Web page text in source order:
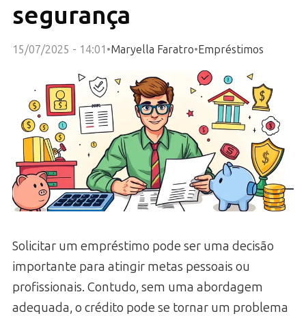
segurança
15/07/2025 - 14:01 •Maryella Faratro•Empréstimos
Solicitar um empréstimo pode ser uma decisão
importante para atingir metas pessoais ou
profissionais. Contudo, sem uma abordagem
adequada, o crédito pode se tornar um problema